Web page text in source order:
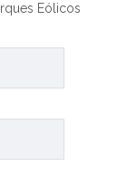
Eólicos